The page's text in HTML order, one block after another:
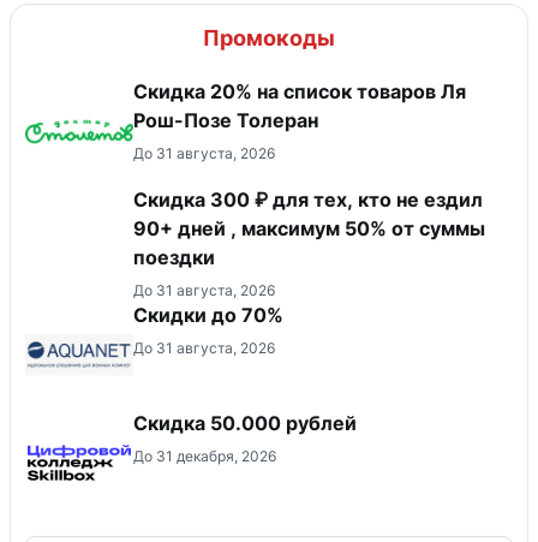
Промокоды
Скидка 20% на список товаров Ля
Рош-Позе Толеран
До 31 августа, 2026
Скидка 300 ₽ для тех, кто не ездил
90+ дней , максимум 50% от суммы
поездки
До 31 августа, 2026
Скидки до 70%
До 31 августа, 2026
Скидка 50.000 рублей
До 31 декабря, 2026